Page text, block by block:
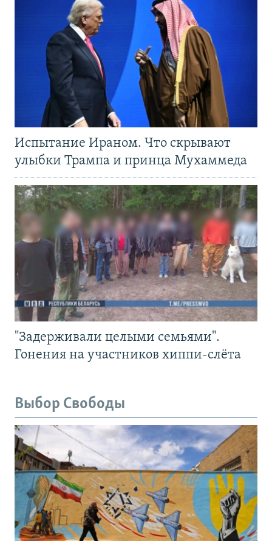
Испытание Ираном. Что скрывают
улыбки Трампа и принца Мухаммеда
"Задерживали целыми семьями".
Гонения на участников хиппи-слёта
Выбор Свободы